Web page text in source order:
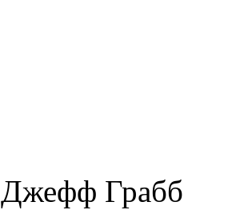
Джефф Грабб